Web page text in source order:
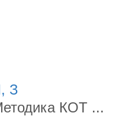
З
КОТ ...